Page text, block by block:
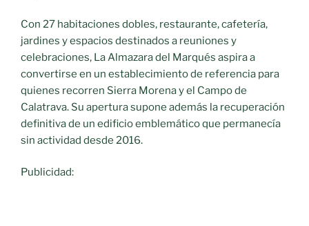
Con 27 habitaciones dobles, restaurante, cafetería,
jardines y espacios destinados a reuniones y
celebraciones, La Almazara del Marqués aspira a
convertirse en un establecimiento de referencia para
quienes recorren Sierra Morena y el Campo de
Calatrava. Su apertura supone además la recuperación
definitiva de un edificio emblemático que permanecía
sin actividad desde 2016.
Publicidad: